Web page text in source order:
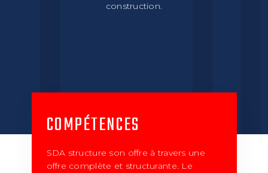
construction.
COMPÉTENCES
SDA structure son offre à travers une
offre complète et structurante. Le